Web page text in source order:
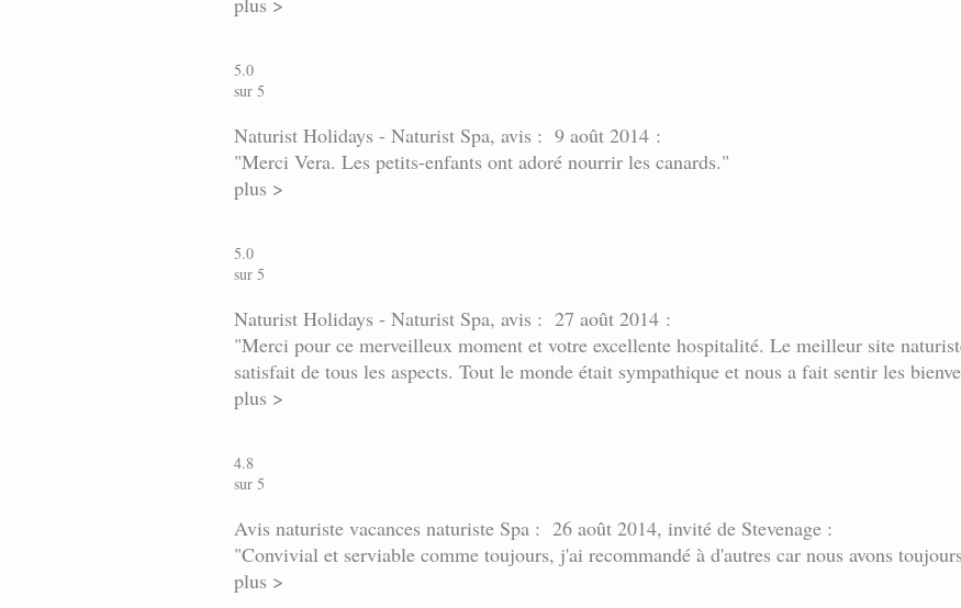
5.0
sur 5
Naturist Holidays - Naturist Spa, avis : 9 août 2014 :
"Merci Vera. Les petits-enfants ont adoré nourrir les canards."
plus >
5.0
sur 5
Naturist Holidays - Naturist Spa, avis : 27 août 2014 :
"Merci pour ce merveilleux moment et votre excellente hospitalité. Le meilleur site
satisfait de tous les aspects. Tout le monde était sympathique et nous a fait sentir les
plus >
4.8
sur 5
Avis naturiste vacances naturiste Spa : 26 août 2014, invité de Stevenage :
"Convivial et serviable comme toujours, j'ai recommandé à d'autres car nous avons
plus >